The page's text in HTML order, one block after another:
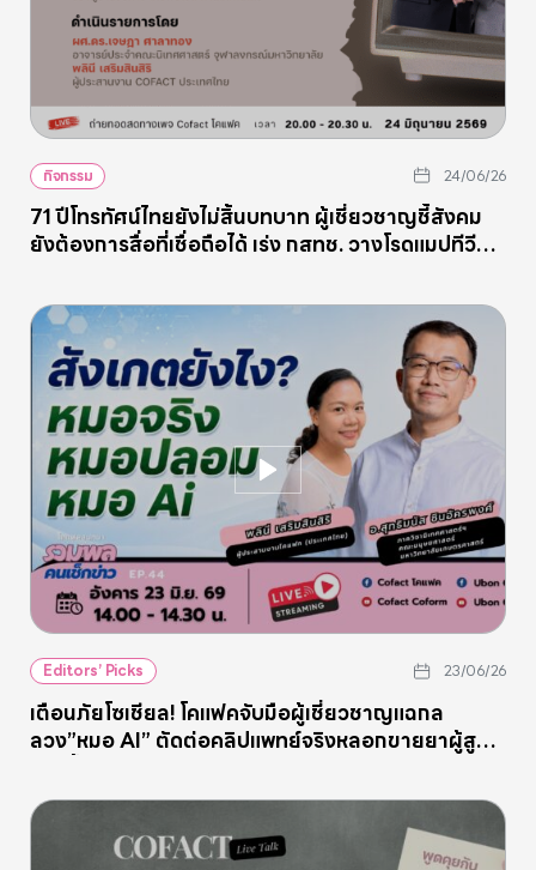
กิจกรรม 24/06/26
71 ปีโทรทัศน์ไทยยังไม่สิ้นบทบาท ผู้เชี่ยวชาญชี้สังคม
ยังต้องการสื่อที่เชื่อถือได้ เร่ง กสทช. วางโรดแมปทีวี
Editors’ Picks 23/06/26
เตือนภัยโซเชียล! โคแฟคจับมือผู้เชี่ยวชาญแฉกล
ลวง”หมอ AI” ตัดต่อคลิปแพทย์จริงหลอกขายยาผู้สูง